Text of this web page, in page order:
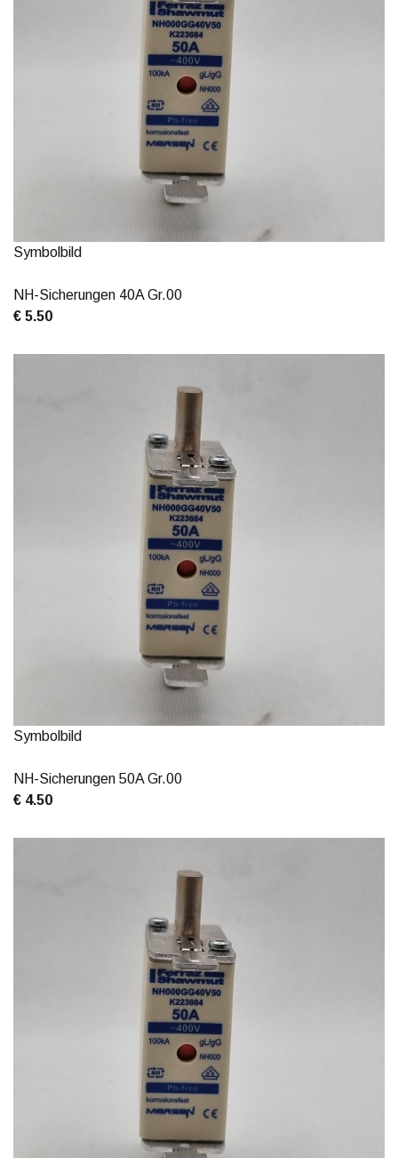
Symbolbild
NH-Sicherungen 40A Gr.00
€ 5.50
Symbolbild
NH-Sicherungen 50A Gr.00
€ 4.50